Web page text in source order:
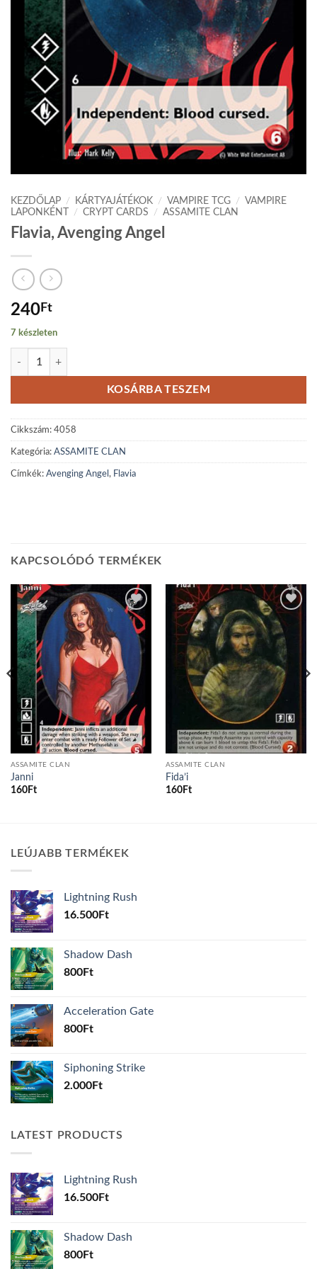
KEZDŐLAP / KÁRTYAJÁTÉKOK / VAMPIRE TCG /
VAMPIRE
LAPONKÉNT
/ CRYPT CARDS / ASSAMITE CLAN
Flavia, Avenging Angel
240Ft
7 készleten
Flavia, Avenging Angel mennyiség
KOSÁRBA TESZEM
Cikkszám: 4058
Kategória: ASSAMITE CLAN
Címkék: Avenging Angel , Flavia
KAPCSOLÓDÓ TERMÉKEK
Add to
wishlist
ASSAMITE CLAN
Janni
160Ft
Add to
wishlist
ASSAMITE CLAN
Fida’i
160Ft
LEÚJABB TERMÉKEK
Lightning Rush
16.500Ft
Shadow Dash
800Ft
Acceleration Gate
800Ft
Siphoning Strike
2.000Ft
LATEST PRODUCTS
Lightning Rush
16.500Ft
Shadow Dash
800Ft